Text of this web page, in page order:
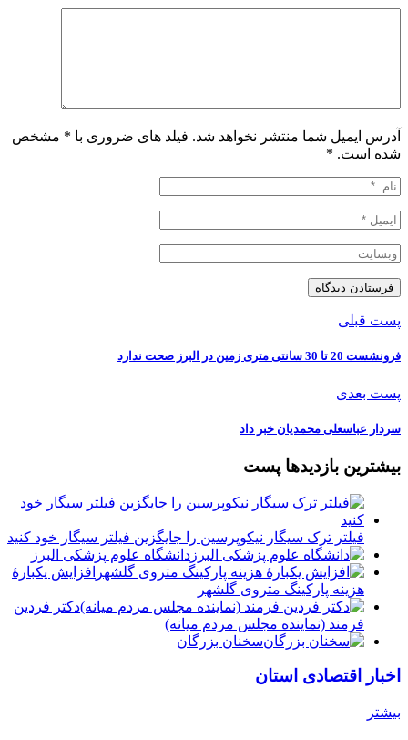
آدرس ایمیل شما منتشر نخواهد شد. فیلد های ضروری با * مشخص
شده است. *
پست قبلی
فرونشست 20 تا 30 سانتی متری زمین در البرز صحت ندارد
پست بعدی
سردار عباسعلی محمدیان خبر داد
بیشترین بازدیدها پست
فیلتر ترک سیگار نیکوپرسین را جایگزین فیلتر سیگار خود کنید
دانشگاه علوم پزشکی البرز
افزایش یکبارۀ
هزینه پارکینگ متروی گلشهر
دكتر فردين
فرمند (نماينده مجلس مردم میانه)
سخنان بزرگان
اخبار اقتصادی استان
بیشتر